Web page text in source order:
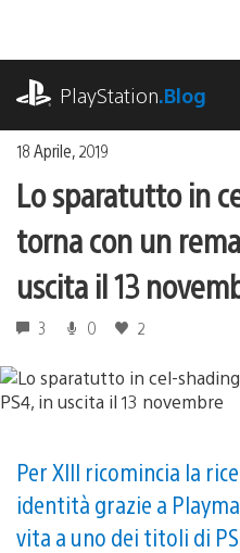
contenuto
PlayStation.Blog
18 Aprile, 2019
Lo sparatutto in
torna con un
uscita il 13
3 0 2
Per XIII ricomincia la
identità grazie a
vita a uno dei titoli di